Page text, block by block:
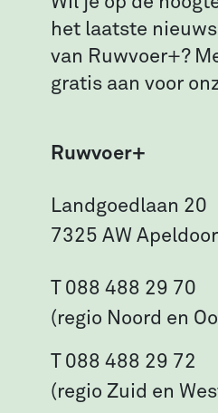
het laatste
van Ruwvoer+?
gratis aan voor
Ruwvoer+
Landgoedlaan 20
7325 AW
T 088 488 29 70
(regio Noord en
T 088 488 29 72
(regio Zuid en